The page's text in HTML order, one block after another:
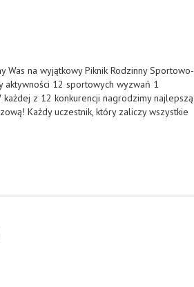
Was na wyjątkowy Piknik Rodzinny Sportowo-
aktywności 12 sportowych wyzwań 1
z 12 konkurencji nagrodzimy najlepszą
Każdy uczestnik, który zaliczy wszystkie